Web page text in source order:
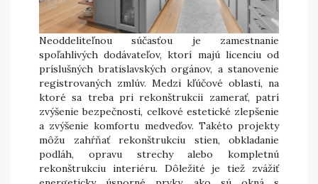
Neoddeliteľnou súčasťou je zamestnanie
spoľahlivých dodávateľov, ktorí majú licenciu od
príslušných bratislavských orgánov, a stanovenie
registrovaných zmlúv. Medzi kľúčové oblasti, na
ktoré sa treba pri rekonštrukcii zamerať, patrí
zvýšenie bezpečnosti, celkové estetické zlepšenie
a zvýšenie komfortu medveďov. Takéto projekty
môžu zahŕňať rekonštrukciu stien, obkladanie
podláh, opravu strechy alebo kompletnú
rekonštrukciu interiéru. Dôležité je tiež zvážiť